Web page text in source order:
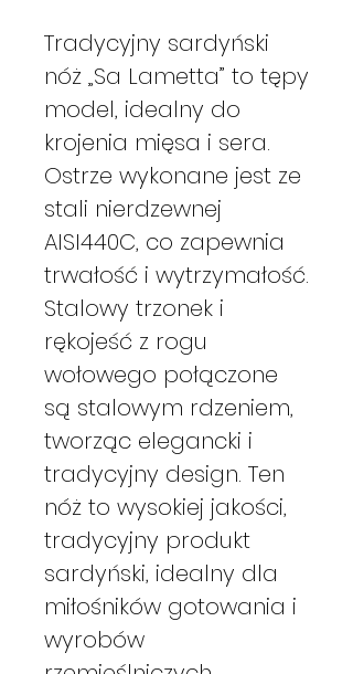
Tradycyjny sardyński
nóż „Sa Lametta” to tępy
model, idealny do
krojenia mięsa i sera.
Ostrze wykonane jest ze
stali nierdzewnej
AISI440C, co zapewnia
trwałość i wytrzymałość.
Stalowy trzonek i
rękojeść z rogu
wołowego połączone
są stalowym rdzeniem,
tworząc elegancki i
tradycyjny design. Ten
nóż to wysokiej jakości,
tradycyjny produkt
sardyński, idealny dla
miłośników gotowania i
wyrobów